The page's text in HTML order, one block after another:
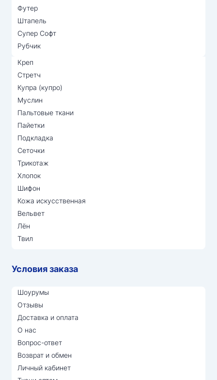
Футер
Штапель
Супер Софт
Рубчик
Креп
Стретч
Купра (купро)
Муслин
Пальтовые ткани
Пайетки
Подкладка
Сеточки
Трикотаж
Хлопок
Шифон
Кожа искусственная
Вельвет
Лён
Твил
Условия заказа
Шоурумы
Отзывы
Доставка и оплата
О нас
Вопрос-ответ
Возврат и обмен
Личный кабинет